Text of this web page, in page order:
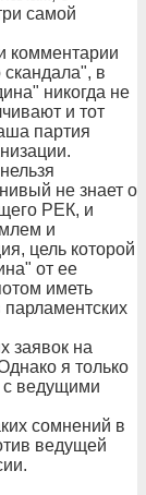
самой
комментарии
скандала", в
никогда не
и тот
партия
не знает о
РЕК, и
и
цель которой
от ее
иметь
парламентских
заявок на
я только
с ведущими
сомнений в
ведущей